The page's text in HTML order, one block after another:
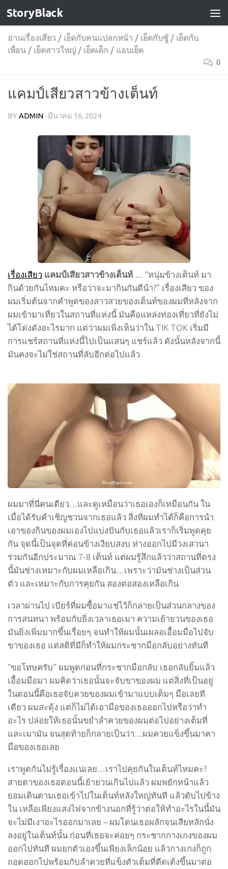
Skip to content
StoryBlack
อ่านเรื่องเสียว / เย็ดกับคนแปลกหน้า / เย็ดกับชู้ / เย็ดกับ
เพื่อน / เย็ดสาวใหญ่ / เย็ดเด็ก / แอบเย็ด
0
แคมป์เสียวสาวข้างเต็นท์
BYADMIN · มีนาคม 16, 2024
เรื่องเสียว แคมป์เสียวสาวข้างเต็นท์ … “หนุ่มข้างเต็นท์ มา
กินด้วยกันไหมคะ หรือว่าจะมากินกันดีน้า?” เรื่องเสียว ของ
ผมเริ่มต้นจากคำพูดของสาวสวยของเต็นท์ของผมที่หลังจาก
ผมเข้ามาเที่ยวในสถานที่แห่งนี้ มันคือแหล่งท่องเที่ยวที่ยังไม่
ได้โด่งดังอะไรมาก แต่ว่าผมเพิ่งเห็นว่าใน TIK TOK เริ่มมี
การแชร์สถานที่แห่งนี้ไปเป็นแสนๆ แชร์แล้ว ดังนั้นหลังจากนี้
มันคงจะไม่ใช่สถานที่ลับอีกต่อไปแล้ว
ผมมาที่นี่คนเดียว…และดูเหมือนว่าเธอเองก็เหมือนกัน ใน
เมื่อได้รับคำเชิญชวนจากเธอแล้ว สิ่งที่ผมทำได้ก็คือการนำ
เอาของกินของผมเองไปแบ่งปันกับเธอแล้วเราก็เริ่มพูดคุย
กัน จุดนี้เป็นจุดที่ค่อนข้างเงียบสงบ ห่างออกไปมีวงเสวนา
ร่วมกันอีกประมาณ 7-8 เต็นท์ แต่ผมรู้สึกแล้วว่าสถานที่ตรง
นี้มันช่างเหมาะกับผมเหลือเกิน…เพราะว่ามันช่างเป็นส่วน
ตัว และเหมาะกับการคุยกัน สองต่อสองเหลือเกิน
เวลาผ่านไป เบียร์ที่ผมซื้อมาแช่ไว้ก็กลายเป็นส่วนกลางของ
การสนทนา พร้อมกับยิ่งเวลาเธอเมา ความเย้ายวนของเธอ
มันยิ่งเพิ่มมากขึ้นเรื่อยๆ จนทำให้ผมนั้นเผลอเอื้อมมือไปจับ
ขาของเธอ แต่สติที่มีก็ทำให้ผมกระชากมือกลับอย่างทันที
“ขอโทษครับ” ผมพูดก่อนที่กระชากมือกลับ เธอกลับยิ้มแล้ว
เอื้อมมือมา ผมคิดว่าเธอนั้นจะจับขาของผม แต่สิ่งที่เป็นอยู่
ในตอนนี้คือเธอจับควยของผมเข้ามาแบบเต็มๆ มือเลยที
เดียว ผมสะดุ้ง แต่ก็ไม่ได้เอามือของเธอออกไปหรือว่าทำ
อะไร ปล่อยให้เธอนั้นขยำลำควยของผมต่อไปอย่างเต็มที่
และเมามัน จนสุดท้ายก็กลายเป็นว่า…ผมควยแข็งขึ้นมาคา
มือของเธอเลย
เราพูดกันไม่รู้เรื่องแน่เลย…เราไปคุยกันในเต็นท์ไหมคะ?
สายตาของเธอตอนนี้เย้ายวนเกินไปแล้ว ผมพยักหน้าแล้ว
ยอมเดินตามเธอเข้าไปในเต็นท์หลังใหญ่ทันที แล้วดับไปข้าง
ใน เหลือเพียงแสงไฟจากข้างนอกที่รู้ว่าต่อให้ทำอะไรในนี้มัน
จะไม่มีเงาอะไรออกมาเลย – ผมโดนเธอผลักจนเสียหลักนั่ง
ลงอยู่ในเต็นท์นั้น ก่อนที่เธอจะค่อยๆ กระชากกางเกงของผม
ออกไปทันที ผมยกตัวเองขึ้นเพียงเล็กน้อย แล้วกางเกงก็ถูก
ถอดออกไปพร้อมกับลำควยที่แข็งตัวเต็มที่ดีดเด้งขึ้นมาต่อ